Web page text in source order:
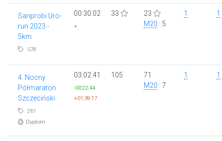
Sanprobi Uro-
run 2023 -
5km
578
00:30:02
+
33
23
M20 : 5
1 1
4. Nocny
Półmaraton
Szczeciński
261
Dyplom
03:02:41
-00:22:44
+01:39:17
105
71
M20 : 7
1 1